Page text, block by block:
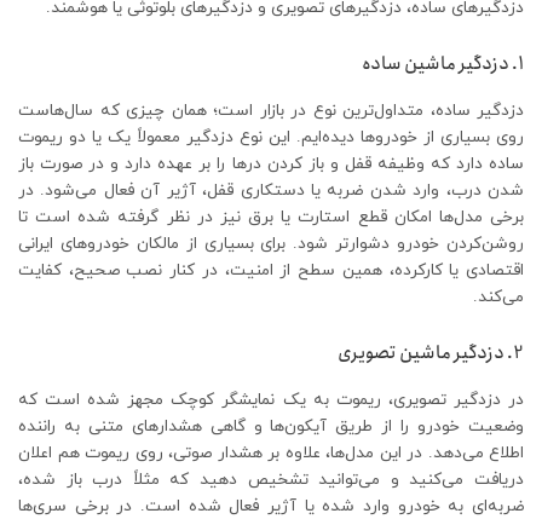
دزدگیرهای ساده، دزدگیرهای تصویری و دزدگیرهای بلوتوثی یا هوشمند.
1. دزدگیر ماشین ساده
دزدگیر ساده، متداول‌ترین نوع در بازار است؛ همان چیزی که سال‌هاست
روی بسیاری از خودروها دیده‌ایم. این نوع دزدگیر معمولاً یک یا دو ریموت
ساده دارد که وظیفه قفل و باز کردن درها را بر عهده دارد و در صورت باز
شدن درب، وارد شدن ضربه یا دستکاری قفل، آژیر آن فعال می‌شود. در
برخی مدل‌ها امکان قطع استارت یا برق نیز در نظر گرفته شده است تا
روشن‌کردن خودرو دشوارتر شود. برای بسیاری از مالکان خودروهای ایرانی
اقتصادی یا کارکرده، همین سطح از امنیت، در کنار نصب صحیح، کفایت
می‌کند.
2. دزدگیر ماشین تصویری
در دزدگیر تصویری، ریموت به یک نمایشگر کوچک مجهز شده است که
وضعیت خودرو را از طریق آیکون‌ها و گاهی هشدارهای متنی به راننده
اطلاع می‌دهد. در این مدل‌ها، علاوه بر هشدار صوتی، روی ریموت هم اعلان
دریافت می‌کنید و می‌توانید تشخیص دهید که مثلاً درب باز شده،
ضربه‌ای به خودرو وارد شده یا آژیر فعال شده است. در برخی سری‌ها